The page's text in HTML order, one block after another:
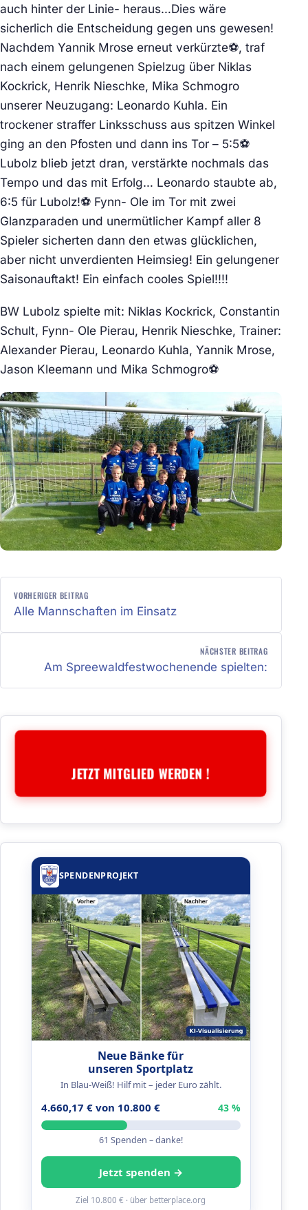
auch hinter der Linie- heraus…Dies wäre
sicherlich die Entscheidung gegen uns gewesen!
Nachdem Yannik Mrose erneut verkürzte⚽, traf
nach einem gelungenen Spielzug über Niklas
Kockrick, Henrik Nieschke, Mika Schmogro
unserer Neuzugang: Leonardo Kuhla. Ein
trockener straffer Linksschuss aus spitzen Winkel
ging an den Pfosten und dann ins Tor – 5:5⚽
Lubolz blieb jetzt dran, verstärkte nochmals das
Tempo und das mit Erfolg… Leonardo staubte ab,
6:5 für Lubolz!⚽ Fynn- Ole im Tor mit zwei
Glanzparaden und unermütlicher Kampf aller 8
Spieler sicherten dann den etwas glücklichen,
aber nicht unverdienten Heimsieg! Ein gelungener
Saisonauftakt! Ein einfach cooles Spiel!!!!
BW Lubolz spielte mit: Niklas Kockrick, Constantin
Schult, Fynn- Ole Pierau, Henrik Nieschke, Trainer:
Alexander Pierau, Leonardo Kuhla, Yannik Mrose,
Jason Kleemann und Mika Schmogro⚽
BEITRAGSNAVIGATION
VORHERIGER BEITRAG
Alle Mannschaften im Einsatz
NÄCHSTER BEITRAG
Am Spreewaldfestwochenende spielten:
JETZT MITGLIED WERDEN !
SPENDENPROJEKT
Neue Bänke für
unseren Sportplatz
In Blau-Weiß! Hilf mit – jeder Euro zählt.
4.660,17 € von 10.800 € 43 %
61 Spenden – danke!
Jetzt spenden →
Ziel 10.800 € · über betterplace.org